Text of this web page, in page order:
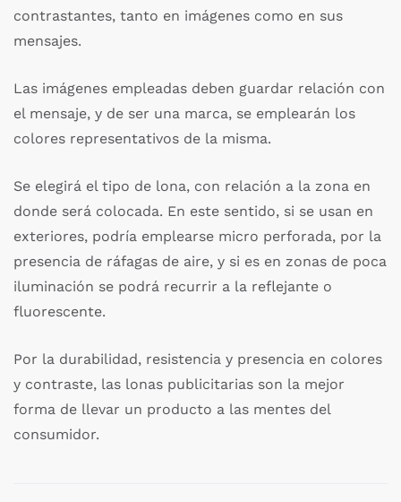
contrastantes, tanto en imágenes como en sus
mensajes.
Las imágenes empleadas deben guardar relación con
el mensaje, y de ser una marca, se emplearán los
colores representativos de la misma.
Se elegirá el tipo de lona, con relación a la zona en
donde será colocada. En este sentido, si se usan en
exteriores, podría emplearse micro perforada, por la
presencia de ráfagas de aire, y si es en zonas de poca
iluminación se podrá recurrir a la reflejante o
fluorescente.
Por la durabilidad, resistencia y presencia en colores
y contraste, las lonas publicitarias son la mejor
forma de llevar un producto a las mentes del
consumidor.